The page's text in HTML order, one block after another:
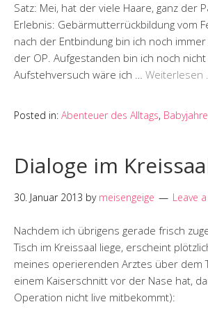
Satz: Mei, hat der viele Haare, ganz der
Erlebnis: Gebärmutterrückbildung vom
nach der Entbindung bin ich noch
der OP. Aufgestanden bin ich noch
Aufstehversuch wäre ich … Weiterlesen
Posted in: Abenteuer des Alltags, Babyjahre
Dialoge im
30. Januar 2013 by meisengeige Leave
Nachdem ich übrigens gerade frisch
Tisch im Kreissaal liege, erscheint
meines operierenden Arztes über dem
einem Kaiserschnitt vor der Nase hat,
Operation nicht live mitbekommt):